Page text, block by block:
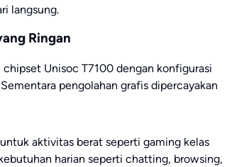
langsung.
Ringan
Unisoc T7100 dengan konfigurasi
pengolahan grafis dipercayakan
aktivitas berat seperti gaming kelas
harian seperti chatting, browsing,